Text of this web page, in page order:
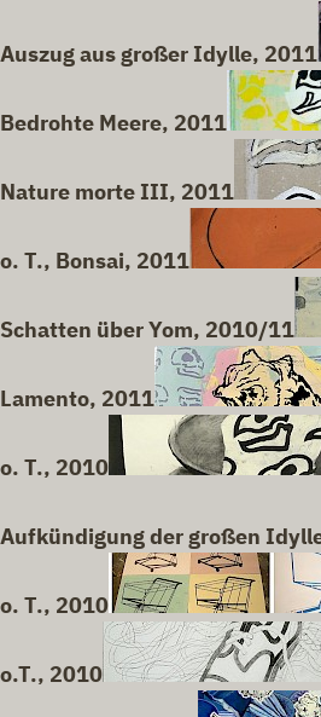
Auszug aus großer Idylle, 2011
Bedrohte Meere, 2011
Nature morte III, 2011
o. T., Bonsai, 2011
Schatten über Yom, 2010/11
Lamento, 2011
o. T., 2010
Aufkündigung der großen
o. T., 2010
o.T., 2010